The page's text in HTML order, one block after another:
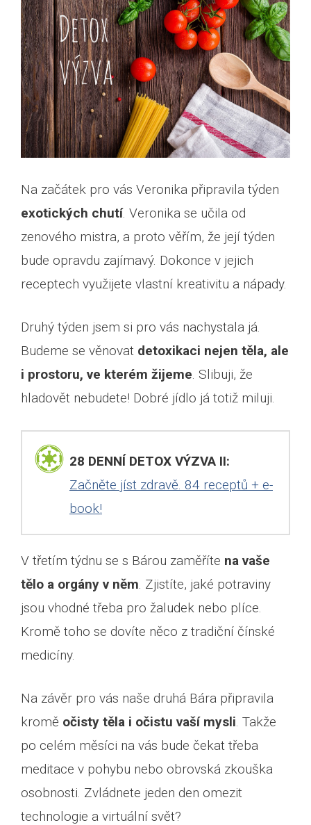
Na začátek pro vás Veronika připravila týden
exotických chutí. Veronika se učila od
zenového mistra, a proto věřím, že její týden
bude opravdu zajímavý. Dokonce v jejich
receptech využijete vlastní kreativitu a nápady.
Druhý týden jsem si pro vás nachystala já.
Budeme se věnovat detoxikaci nejen těla, ale
i prostoru, ve kterém žijeme. Slibuji, že
hladovět nebudete! Dobré jídlo já totiž miluji.
28 DENNÍ DETOX VÝZVA II:
Začněte jíst zdravě. 84 receptů + e-
book!
V třetím týdnu se s Bárou zaměříte na vaše
tělo a orgány v něm . Zjistíte, jaké potraviny
jsou vhodné třeba pro žaludek nebo plíce.
Kromě toho se dovíte něco z tradiční čínské
medicíny.
Na závěr pro vás naše druhá Bára připravila
kromě očisty těla i očistu vaší mysli. Takže
po celém měsíci na vás bude čekat třeba
meditace v pohybu nebo obrovská zkouška
osobnosti. Zvládnete jeden den omezit
technologie a virtuální svět?